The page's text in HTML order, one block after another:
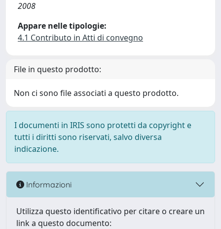
2008
Appare nelle tipologie:
4.1 Contributo in Atti di convegno
File in questo prodotto:
Non ci sono file associati a questo prodotto.
I documenti in IRIS sono protetti da copyright e
tutti i diritti sono riservati, salvo diversa
indicazione.
Informazioni
Utilizza questo identificativo per citare o creare un
link a questo documento: